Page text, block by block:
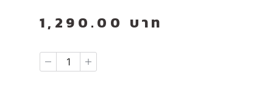
1,290.00 บาท